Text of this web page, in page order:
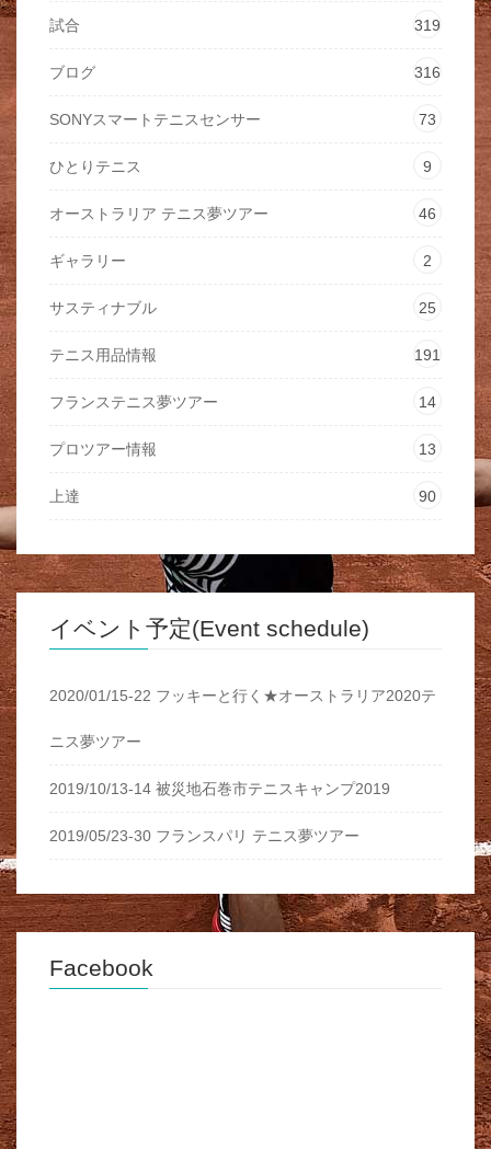
試合 319
ブログ 316
SONYスマートテニスセンサー 73
ひとりテニス 9
オーストラリア テニス夢ツアー 46
ギャラリー 2
サスティナブル 25
テニス用品情報 191
フランステニス夢ツアー 14
プロツアー情報 13
上達 90
イベント予定(Event schedule)
2020/01/15-22 フッキーと行く★オーストラリア2020テ
ニス夢ツアー
2019/10/13-14 被災地石巻市テニスキャンプ2019
2019/05/23-30 フランスパリ テニス夢ツアー
Facebook